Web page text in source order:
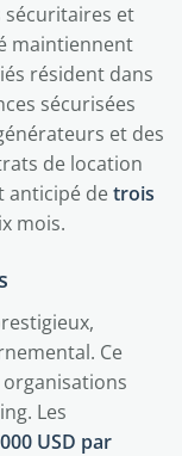
sécuritaires et
maintiennent
résident dans
sécurisées
et des
de location
anticipé detrois
mois.
Ce
organisations
Les
USD par